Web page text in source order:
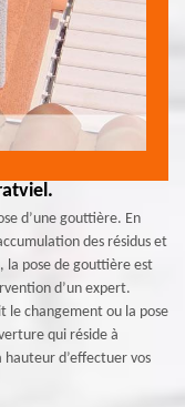
d’une gouttière. En
des résidus et
la pose de gouttière est
d’un expert.
le changement ou la pose
qui réside à
hauteur d’effectuer vos